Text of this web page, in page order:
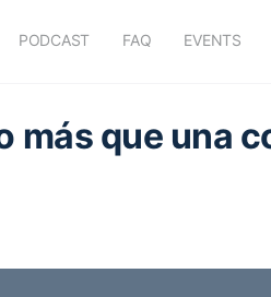
PODCAST FAQ EVENTS
más que una